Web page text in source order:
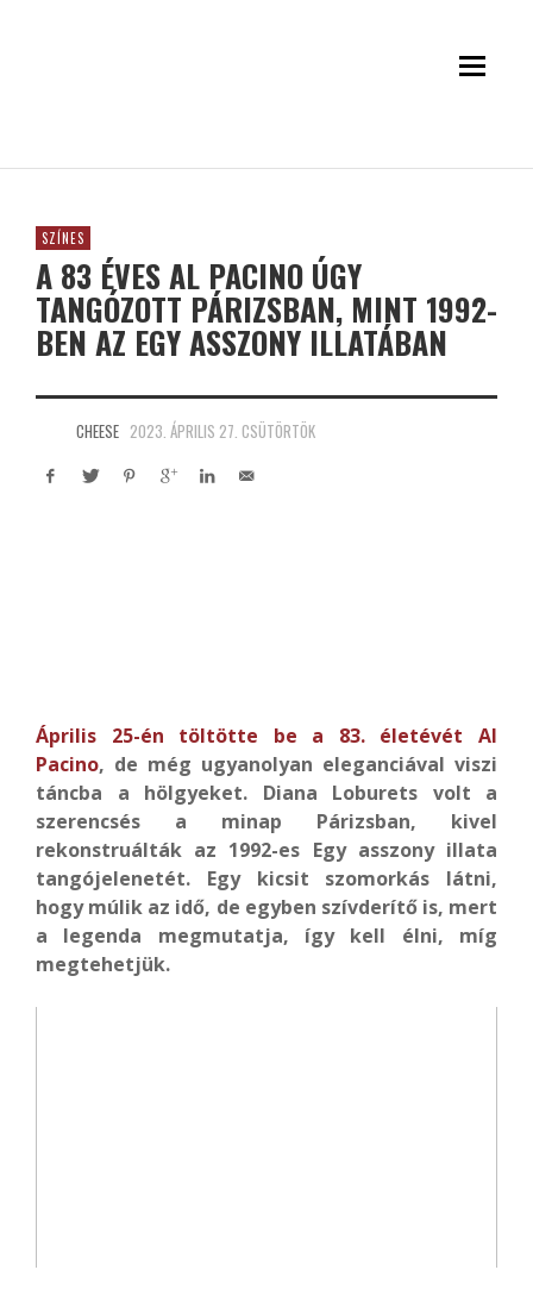
SZÍNES
A 83 ÉVES AL PACINO ÚGY
TANGÓZOTT PÁRIZSBAN, MINT 1992-
BEN AZ EGY ASSZONY ILLATÁBAN
CHEESE 2023. ÁPRILIS 27. CSÜTÖRTÖK
Április 25-én töltötte be a 83. életévét Al
Pacino, de még ugyanolyan eleganciával viszi
táncba a hölgyeket. Diana Loburets volt a
szerencsés a minap Párizsban, kivel
rekonstruálták az 1992-es Egy asszony illata
tangójelenetét. Egy kicsit szomorkás látni,
hogy múlik az idő, de egyben szívderítő is, mert
a legenda megmutatja, így kell élni, míg
megtehetjük.